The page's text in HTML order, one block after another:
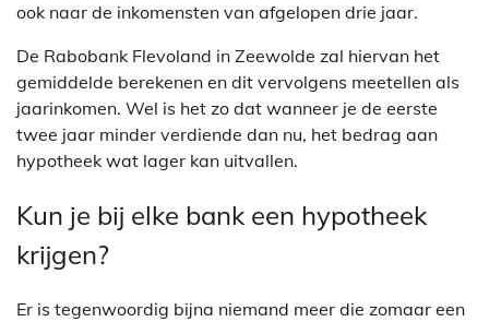
ook naar de inkomensten van afgelopen drie jaar.
De Rabobank Flevoland in Zeewolde zal hiervan het
gemiddelde berekenen en dit vervolgens meetellen als
jaarinkomen. Wel is het zo dat wanneer je de eerste
twee jaar minder verdiende dan nu, het bedrag aan
hypotheek wat lager kan uitvallen.
Kun je bij elke bank een hypotheek
krijgen?
Er is tegenwoordig bijna niemand meer die zomaar een